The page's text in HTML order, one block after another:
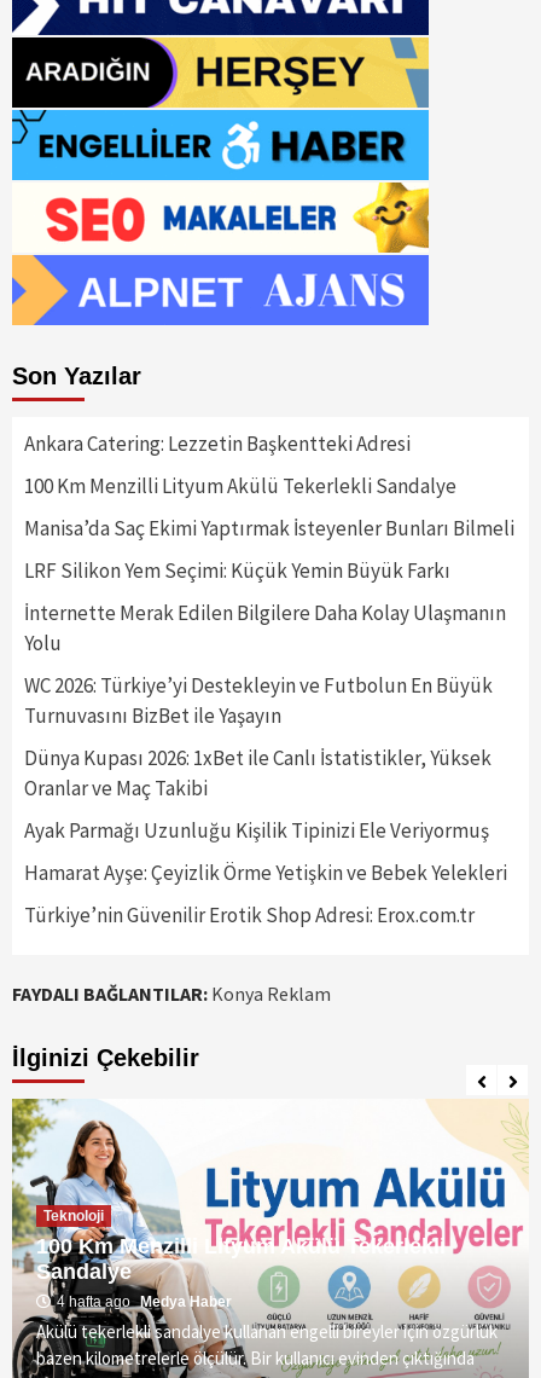
Son Yazılar
Ankara Catering: Lezzetin Başkentteki Adresi
100 Km Menzilli Lityum Akülü Tekerlekli Sandalye
Manisa’da Saç Ekimi Yaptırmak İsteyenler Bunları Bilmeli
LRF Silikon Yem Seçimi: Küçük Yemin Büyük Farkı
İnternette Merak Edilen Bilgilere Daha Kolay Ulaşmanın
Yolu
WC 2026: Türkiye’yi Destekleyin ve Futbolun En Büyük
Turnuvasını BizBet ile Yaşayın
Dünya Kupası 2026: 1xBet ile Canlı İstatistikler, Yüksek
Oranlar ve Maç Takibi
Ayak Parmağı Uzunluğu Kişilik Tipinizi Ele Veriyormuş
Hamarat Ayşe: Çeyizlik Örme Yetişkin ve Bebek Yelekleri
Türkiye’nin Güvenilir Erotik Shop Adresi: Erox.com.tr
FAYDALI BAĞLANTILAR: Konya Reklam
İlginizi Çekebilir
Teknoloji
100 Km Menzilli Lityum Akülü Tekerlekli
Sandalye
4 hafta ago Medya Haber
Akülü tekerlekli sandalye kullanan engelli bireyler için özgürlük
bazen kilometrelerle ölçülür. Bir kullanıcı evinden çıktığında